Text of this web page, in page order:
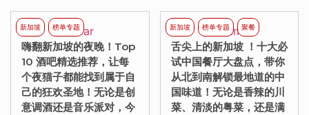
嗨翻新加坡的夜晚！Top
10 酒吧精选推荐，让每
个夜猫子都能找到属于自
己的狂欢圣地！无论是创
意调酒还是音乐派对，今
新加坡 榜单专题
舌尖上的新加坡 ！十大必
试中国餐厅大盘点，带你
从北到南解锁最地道的中
国味道！无论是香辣的川
菜、清淡的粤菜，还是满
新加坡 榜单专题 聚餐